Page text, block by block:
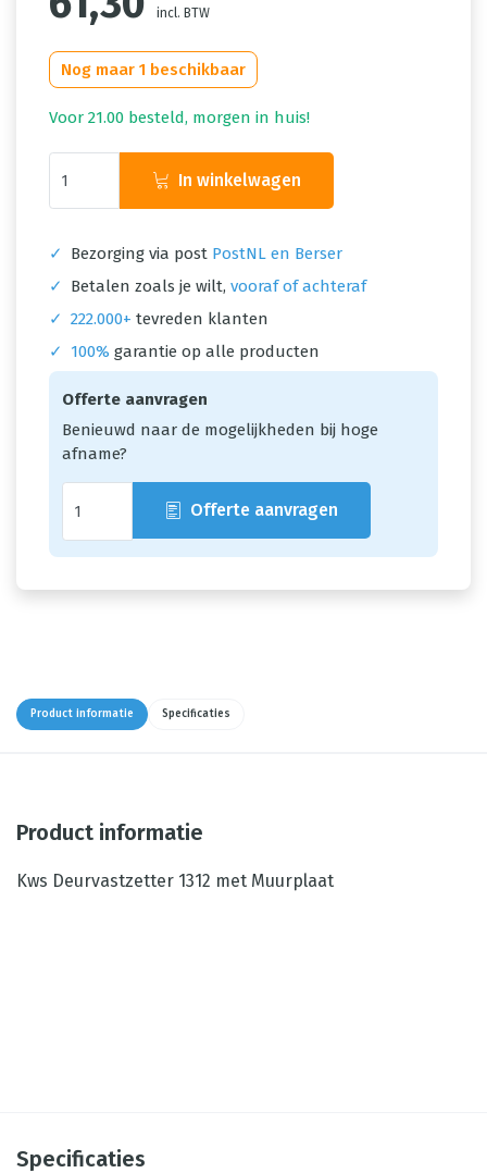
incl. BTW
Nog maar 1 beschikbaar
Voor 21.00 besteld, morgen in huis!
In winkelwagen
✓ Bezorging via post PostNL en Berser
✓
Betalen zoals je wilt, vooraf of achteraf
✓ 222.000+ tevreden klanten
✓
100% garantie op alle producten
Offerte aanvragen
Benieuwd naar de mogelijkheden bij hoge
afname?
Offerte aanvragen
Product informatie Specificaties
Product informatie
Kws Deurvastzetter 1312 met Muurplaat
Specificaties